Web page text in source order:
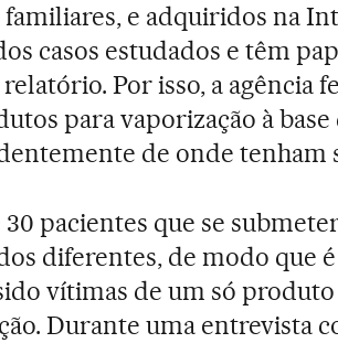
familiares, e adquiridos na
casos estudados e têm
Por isso, a agência
para vaporização à base
de onde tenham
30 pacientes que se
diferentes, de modo que
vítimas de um só
Durante uma entrevista